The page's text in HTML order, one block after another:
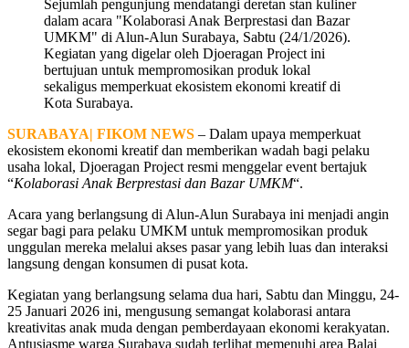
Sejumlah pengunjung mendatangi deretan stan kuliner
dalam acara "Kolaborasi Anak Berprestasi dan Bazar
UMKM" di Alun-Alun Surabaya, Sabtu (24/1/2026).
Kegiatan yang digelar oleh Djoeragan Project ini
bertujuan untuk mempromosikan produk lokal
sekaligus memperkuat ekosistem ekonomi kreatif di
Kota Surabaya.
SURABAYA| FIKOM NEWS – Dalam upaya memperkuat
ekosistem ekonomi kreatif dan memberikan wadah bagi pelaku
usaha lokal, Djoeragan Project resmi menggelar event bertajuk
“Kolaborasi Anak Berprestasi dan Bazar UMKM“.
Acara yang berlangsung di Alun-Alun Surabaya ini menjadi angin
segar bagi para pelaku UMKM untuk mempromosikan produk
unggulan mereka melalui akses pasar yang lebih luas dan interaksi
langsung dengan konsumen di pusat kota.
Kegiatan yang berlangsung selama dua hari, Sabtu dan Minggu, 24-
25 Januari 2026 ini, mengusung semangat kolaborasi antara
kreativitas anak muda dengan pemberdayaan ekonomi kerakyatan.
Antusiasme warga Surabaya sudah terlihat memenuhi area Balai